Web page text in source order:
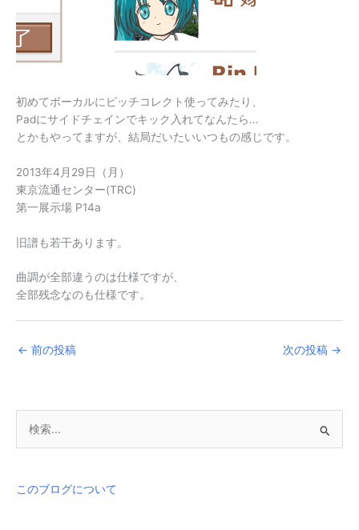
初めてボーカルにピッチコレクト使ってみたり、
Padにサイドチェインでキック入れてなんたら…
とかもやってますが、結局だいたいいつもの感じです。
2013年4月29日（月）
東京流通センター(TRC)
第一展示場 P14a
旧譜も若干あります。
曲調が全部違うのは仕様ですが、
全部残念なのも仕様です。
← 前の投稿 次の投稿 →
象
このブログについて